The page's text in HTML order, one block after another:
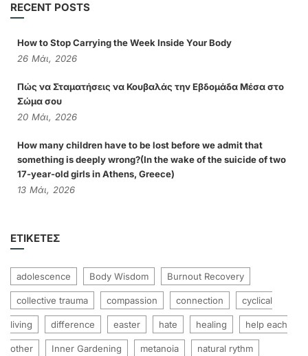
RECENT POSTS
How to Stop Carrying the Week Inside Your Body
26 Μάι, 2026
Πώς να Σταματήσεις να Κουβαλάς την Εβδομάδα Μέσα στο
Σώμα σου
20 Μάι, 2026
How many children have to be lost before we admit that
something is deeply wrong?(In the wake of the suicide of two
17-year-old girls in Athens, Greece)
13 Μάι, 2026
ΕΤΙΚΈΤΕΣ
adolescence Body Wisdom Burnout Recovery
collective trauma compassion connection cyclical
living difference easter hate healing help each
other Inner Gardening metanoia natural rythm